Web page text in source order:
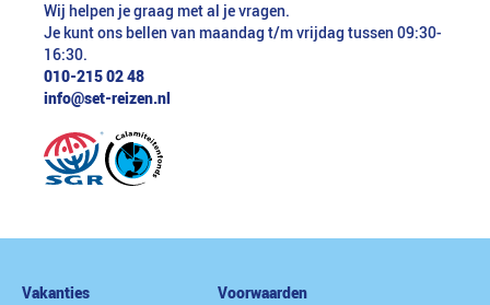
Wij helpen je graag met al je vragen.
Je kunt ons bellen van maandag t/m vrijdag tussen 09:30-
16:30.
010-215 02 48
info@set-reizen.nl
Vakanties
Voorwaarden